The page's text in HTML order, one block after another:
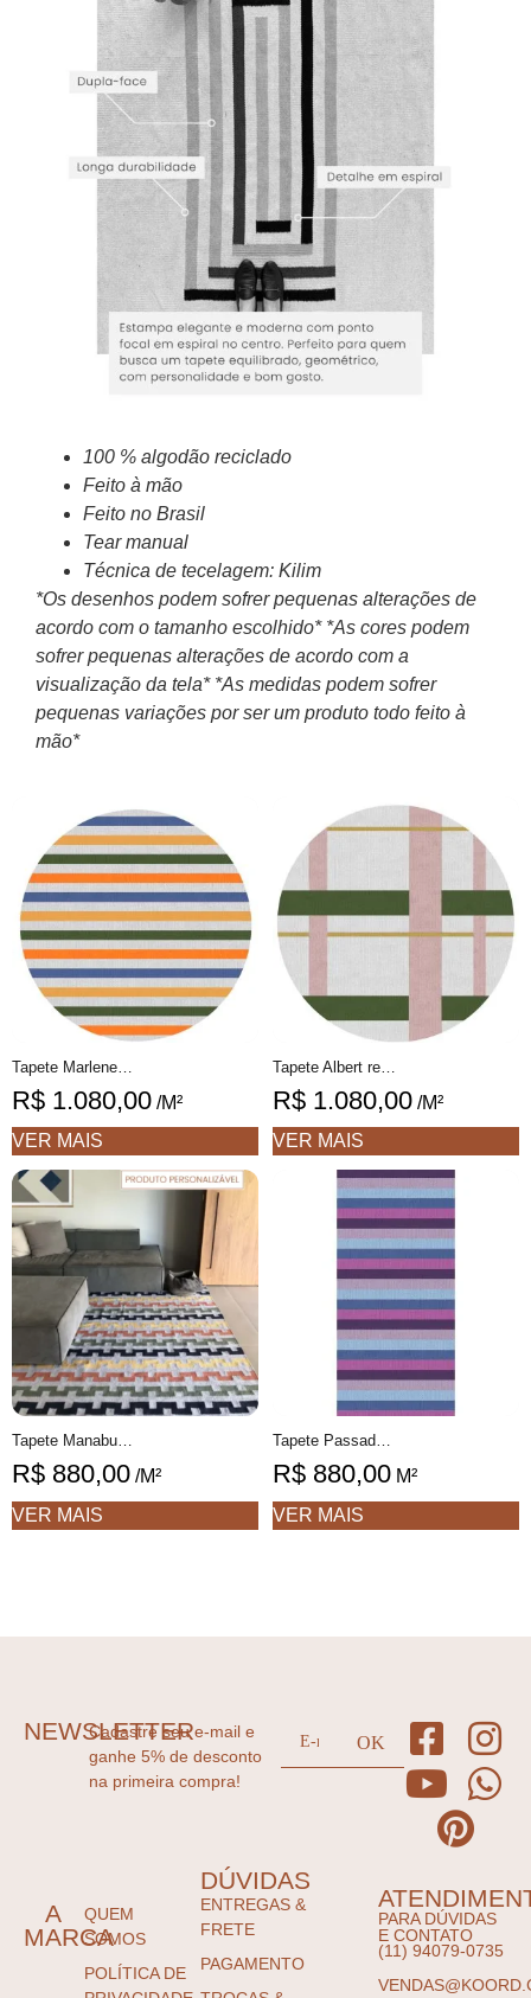
100 % algodão reciclado
Feito à mão
Feito no Brasil
Tear manual
Técnica de tecelagem: Kilim
*Os desenhos podem sofrer pequenas alterações de
acordo com o tamanho escolhido* *As cores podem
sofrer pequenas alterações de acordo com a
visualização da tela* *As medidas podem sofrer
pequenas variações por ser um produto todo feito à
mão*
R$ 1.080,00 /M²
VER MAIS
R$ 1.080,00 /M²
VER MAIS
Tapete Manabu Personalizável Geométrico feito à mão, 100% algodão reciclado
R$ 880,00 /M²
VER MAIS
Tapete Passadeira Marlene 1 geométrico feito à mão, 100% algodão reciclado
R$ 880,00 M²
VER MAIS
NEWSLETTER
Cadastre seu e-mail e
ganhe 5% de desconto
na primeira compra!
A
MARCA
QUEM
SOMOS
POLÍTICA DE
DÚVIDAS
ENTREGAS &
FRETE
PAGAMENTO
PARA DÚVIDAS
E CONTATO
(11) 94079-0735